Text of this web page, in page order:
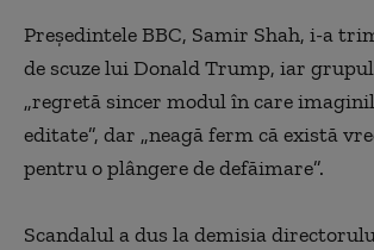
Preşedintele BBC, Samir Shah, i-a
de scuze lui Donald Trump, iar
„regretă sincer modul în care
editate”, dar „neagă ferm că există
pentru o plângere de defăimare”.
Scandalul a dus la demisia